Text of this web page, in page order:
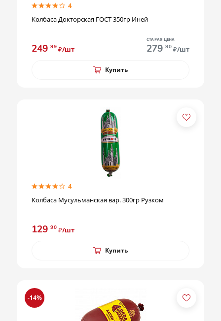
4
Колбаса Докторская ГОСТ 350гр Иней
249 99 ₽/шт
СТАРАЯ ЦЕНА
279 90 ₽/шт
Купить
4
Колбаса Мусульманская вар. 300гр Рузком
129 90 ₽/шт
Купить
-14%